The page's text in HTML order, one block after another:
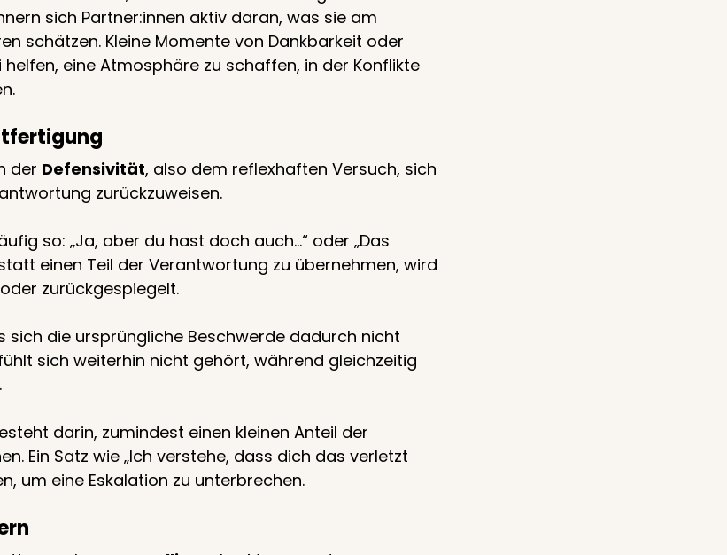
sich Partner:innen aktiv daran, was sie am
schätzen. Kleine Momente von Dankbarkeit oder
eine Atmosphäre zu schaffen, in der Konflikte
der Defensivität, also dem reflexhaften Versuch, sich
zurückzuweisen.
so: „Ja, aber du hast doch auch…“ oder „Das
einen Teil der Verantwortung zu übernehmen, wird
zurückgespiegelt.
sich die ursprüngliche Beschwerde dadurch nicht
sich weiterhin nicht gehört, während gleichzeitig
darin, zumindest einen kleinen Anteil der
Ein Satz wie „Ich verstehe, dass dich das verletzt
um eine Eskalation zu unterbrechen.